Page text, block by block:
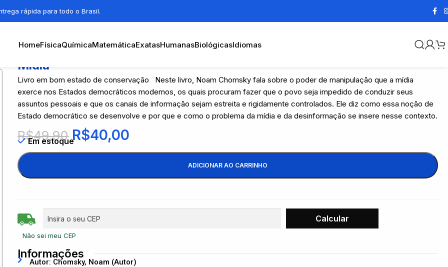
rápida para todo o Brasil.
HomeFísicaQuímicaMatemáticaExatasHumanasBiológicasIdiomas
Mídia
Livro em bom estado de conservação Neste livro, Noam Chomsky fala sobre o poder de manipulação que a mídia
exerce nos Estados democráticos modernos, os quais procuram fazer que o povo seja impedido de conduzir seus
assuntos pessoais e que os canais de informação sejam estreita e rigidamente controlados. Ele diz como essa noção de
Estado democrático se desenvolve e por que e como o problema da mídia e da desinformação se insere nesse contexto.
R$49,90 R$40,00
Em estoque
ADICIONAR AO CARRINHO
Não sei meu CEP
Informações
Autor: Chomsky, Noam (Autor)